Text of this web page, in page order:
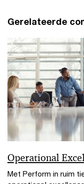
Gerelateerde
Operational
Met Perform in ruim